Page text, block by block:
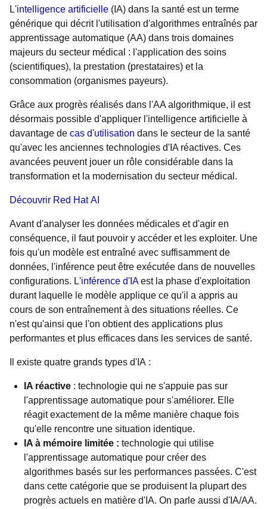
L'intelligence artificielle (IA) dans la santé est un terme
générique qui décrit l'utilisation d'algorithmes entraînés par
apprentissage automatique (AA) dans trois domaines
majeurs du secteur médical : l'application des soins
(scientifiques), la prestation (prestataires) et la
consommation (organismes payeurs).
Grâce aux progrès réalisés dans l'AA algorithmique, il est
désormais possible d'appliquer l'intelligence artificielle à
davantage de cas d'utilisation dans le secteur de la santé
qu'avec les anciennes technologies d'IA réactives. Ces
avancées peuvent jouer un rôle considérable dans la
transformation et la modernisation du secteur médical.
Découvrir Red Hat AI
Avant d'analyser les données médicales et d'agir en
conséquence, il faut pouvoir y accéder et les exploiter. Une
fois qu'un modèle est entraîné avec suffisamment de
données, l'inférence peut être exécutée dans de nouvelles
configurations. L'inférence d'IAest la phase d'exploitation
durant laquelle le modèle applique ce qu'il a appris au
cours de son entraînement à des situations réelles. Ce
n'est qu'ainsi que l'on obtient des applications plus
performantes et plus efficaces dans les services de santé.
Il existe quatre grands types d'IA :
IA réactive : technologie qui ne s'appuie pas sur
l'apprentissage automatique pour s'améliorer. Elle
réagit exactement de la même manière chaque fois
qu'elle rencontre une situation identique.
IA à mémoire limitée : technologie qui utilise
l'apprentissage automatique pour créer des
algorithmes basés sur les performances passées. C'est
dans cette catégorie que se produisent la plupart des
progrès actuels en matière d'IA. On parle aussi d'IA/AA.